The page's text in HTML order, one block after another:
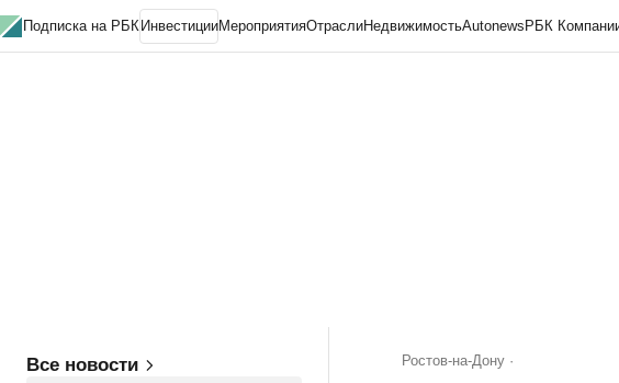
Подписка на РБК ИнвестицииМероприятияОтраслиНедвижимостьAutonews РБК
Все новости Ростов-на-Дону